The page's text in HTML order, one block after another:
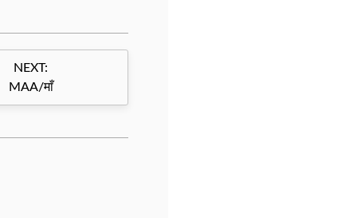
NEXT:
MAA/माँ